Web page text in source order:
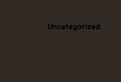
Uncategorized